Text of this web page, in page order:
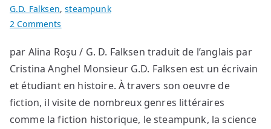
G.D. Falksen,steampunk
2 Comments
Falksen
et
l’excellence
du
genre
par Alina Roşu / G. D. Falksen traduit de l’anglais par
Cristina Anghel Monsieur G.D. Falksen est un écrivain
et étudiant en histoire. À travers son oeuvre de
fiction, il visite de nombreux genres littéraires
comme la fiction historique, le steampunk, la science